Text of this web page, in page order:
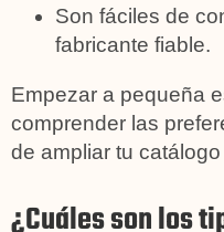
Son fáciles de
fabricante fiable.
Empezar a pequeña
comprender las
de ampliar tu
¿Cuáles son los